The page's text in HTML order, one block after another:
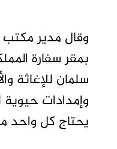
وقال مدير
بمقر سفارة
يحتاج كل واحد